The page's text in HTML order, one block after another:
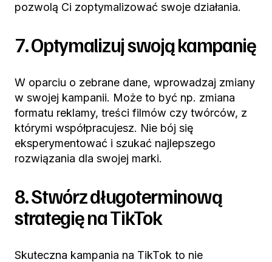
pozwolą Ci zoptymalizować swoje działania.
7. Optymalizuj swoją kampanię
W oparciu o zebrane dane, wprowadzaj zmiany
w swojej kampanii. Może to być np. zmiana
formatu reklamy, treści filmów czy twórców, z
którymi współpracujesz. Nie bój się
eksperymentować i szukać najlepszego
rozwiązania dla swojej marki.
8. Stwórz długoterminową
strategię na TikTok
Skuteczna kampania na TikTok to nie